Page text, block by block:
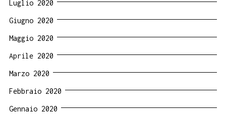
Luglio 2020
Giugno 2020
Maggio 2020
Aprile 2020
Marzo 2020
Febbraio 2020
Gennaio 2020